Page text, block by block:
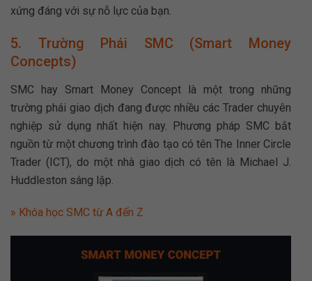
xứng đáng với sự nỗ lực của bạn.
5. Trường Phái SMC (Smart Money
Concepts)
SMC hay Smart Money Concept là một trong những
trường phái giao dịch đang được nhiều các Trader chuyên
nghiệp sử dụng nhất hiện nay. Phương pháp SMC bắt
nguồn từ một chương trình đào tạo có tên The Inner Circle
Trader (ICT), do một nhà giao dịch có tên là Michael J.
Huddleston sáng lập.
» Khóa học SMC từ A đến Z